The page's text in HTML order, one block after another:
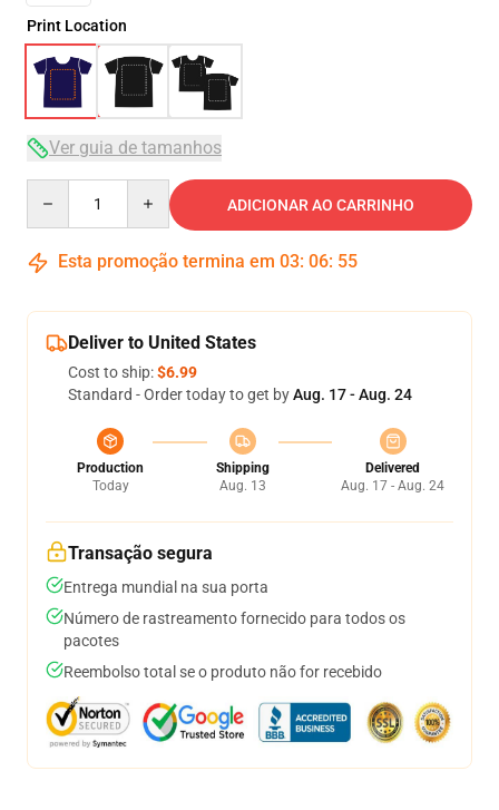
Print Location
Ver guia de tamanhos
ADICIONAR AO CARRINHO
Esta promoção termina em 03: 06: 54
Deliver to United States
Cost to ship:$6.99
Standard - Order today to get byAug. 17 - Aug. 24
Production
Today
Shipping
Aug. 13
Delivered
Aug. 17 - Aug. 24
Transação segura
Entrega mundial na sua porta
Número de rastreamento fornecido para todos os
pacotes
Reembolso total se o produto não for recebido